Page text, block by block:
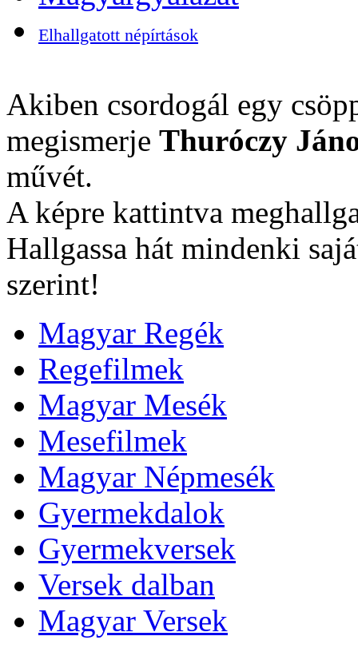
Elhallgatott népírtások
Akiben csordogál egy
megismerje Thuróczy
művét.
A képre kattintva
Hallgassa hát mindenki
szerint!
Magyar Regék
Regefilmek
Magyar Mesék
Mesefilmek
Magyar Népmesék
Gyermekdalok
Gyermekversek
Versek dalban
Magyar Versek